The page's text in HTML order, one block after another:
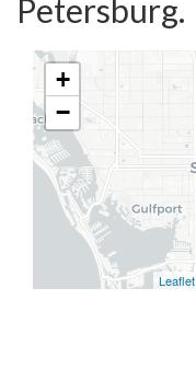
Petersburg.
+
−
Leaflet